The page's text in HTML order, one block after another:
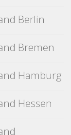
Berlin
Bremen
Hamburg
Hessen